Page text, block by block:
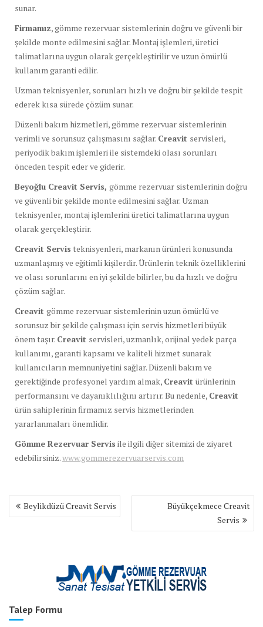
sunar.
Firmamız, gömme rezervuar sistemlerinin doğru ve güvenli bir
şekilde monte edilmesini sağlar. Montaj işlemleri, üretici
talimatlarına uygun olarak gerçekleştirilir ve uzun ömürlü
kullanım garanti edilir.
Uzman teknisyenler, sorunları hızlı ve doğru bir şekilde tespit
ederek kısa sürede çözüm sunar.
Düzenli bakım hizmetleri, gömme rezervuar sistemlerinin
verimli ve sorunsuz çalışmasını sağlar. Creavit servisleri,
periyodik bakım işlemleri ile sistemdeki olası sorunları
önceden tespit eder ve giderir.
Beyoğlu Creavit Servis, gömme rezervuar sistemlerinin doğru
ve güvenli bir şekilde monte edilmesini sağlar. Uzman
teknisyenler, montaj işlemlerini üretici talimatlarına uygun
olarak gerçekleştirir.
Creavit Servis teknisyenleri, markanın ürünleri konusunda
uzmanlaşmış ve eğitimli kişilerdir. Ürünlerin teknik özelliklerini
ve olası sorunlarını en iyi şekilde bilirler, bu da hızlı ve doğru
çözüm sağlar.
Creavit gömme rezervuar sistemlerinin uzun ömürlü ve
sorunsuz bir şekilde çalışması için servis hizmetleri büyük
önem taşır. Creavit servisleri, uzmanlık, orijinal yedek parça
kullanımı, garanti kapsamı ve kaliteli hizmet sunarak
kullanıcıların memnuniyetini sağlar. Düzenli bakım ve
gerektiğinde profesyonel yardım almak, Creavit ürünlerinin
performansını ve dayanıklılığını artırır. Bu nedenle, Creavit
ürün sahiplerinin firmamız servis hizmetlerinden
yararlanmaları önemlidir.
Gömme Rezervuar Servis ile ilgili diğer sitemizi de ziyaret
edebilirsiniz.www.gommerezervuarservis.com
Yazı
gezinmesi
Beylikdüzü Creavit Servis
Büyükçekmece Creavit
Servis
Talep Formu